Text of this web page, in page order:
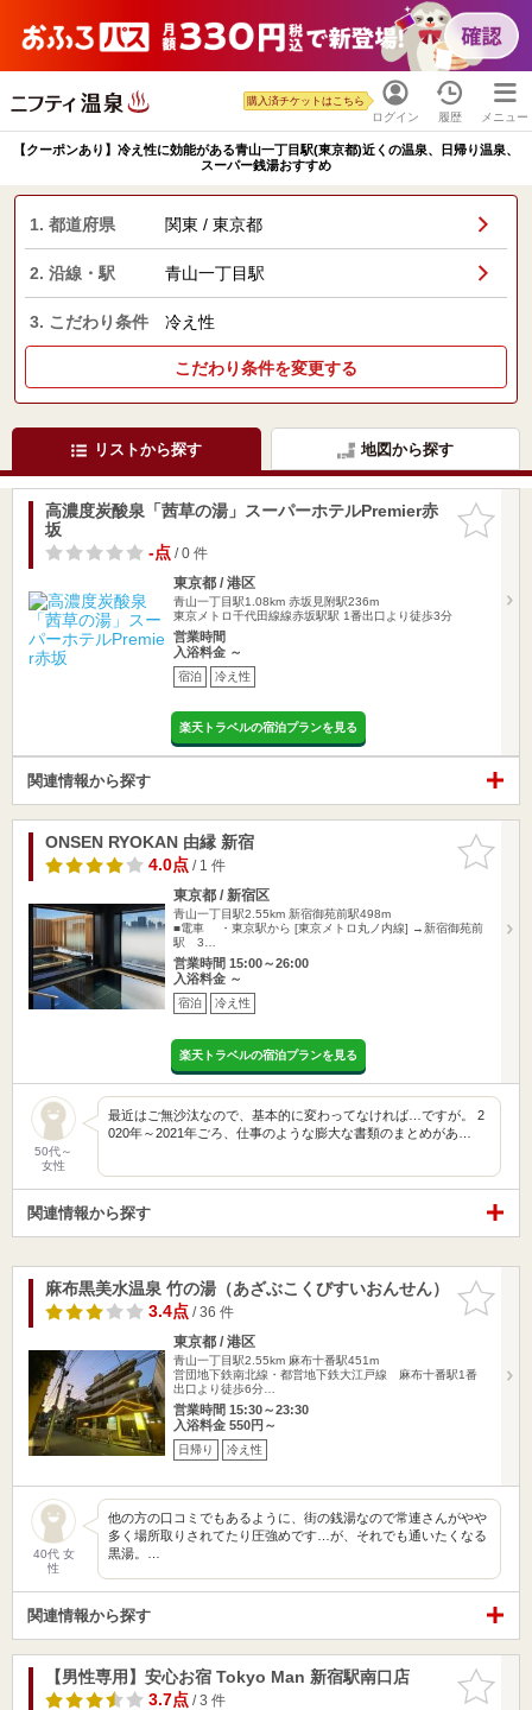
ログイン
購入済チケットはこちら
履歴 メニュー
【クーポンあり】冷え性に効能がある青山一丁目駅(東京都)近くの温泉、日帰り温泉、
スーパー銭湯おすすめ
1. 都道府県 関東 / 東京都
2. 沿線・駅 青山一丁目駅
3. こだわり条件 冷え性
こだわり条件を変更する
リストから探す 地図から探す
お気に入
りに追加
高濃度炭酸泉「茜草の湯」スーパーホテルPremier赤
坂
-点/ 0 件
東京都 / 港区
青山一丁目駅1.08km 赤坂見附駅236m
東京メトロ千代田線線赤坂駅駅 1番出口より徒歩3分
営業時間
入浴料金 ～
宿泊 冷え性
楽天トラベルの宿泊プランを見る
関連情報から探す
お気に入
りに追加
ONSEN RYOKAN 由縁 新宿
4.0点/ 1 件
東京都 / 新宿区
青山一丁目駅2.55km 新宿御苑前駅498m
■電車 ・東京駅から [東京メトロ丸ノ内線] →新宿御苑前
駅 3…
営業時間 15:00～26:00
入浴料金 ～
宿泊 冷え性
楽天トラベルの宿泊プランを見る
50代～
女性
最近はご無沙汰なので、基本的に変わってなければ…ですが。 2
020年～2021年ごろ、仕事のような膨大な書類のまとめがあ…
関連情報から探す
お気に入
りに追加
麻布黒美水温泉 竹の湯（あざぶこくびすいおんせん）
3.4点/ 36 件
東京都 / 港区
青山一丁目駅2.55km 麻布十番駅451m
営団地下鉄南北線・都営地下鉄大江戸線 麻布十番駅1番
出口より徒歩6分…
営業時間 15:30～23:30
入浴料金 550円～
日帰り 冷え性
40代 女
性
他の方の口コミでもあるように、街の銭湯なので常連さんがやや
多く場所取りされてたり圧強めです…が、それでも通いたくなる
黒湯。…
関連情報から探す
お気に入
りに追加
【男性専用】安心お宿 Tokyo Man 新宿駅南口店
3.7点/ 3 件